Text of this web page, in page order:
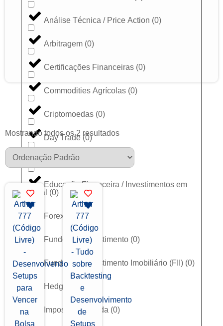
Análise Técnica / Price Action (0)
Arbitragem (0)
Certificações Financeiras (0)
Commodities Agrícolas (0)
Criptomoedas (0)
Day Trade (0)
Dólar(0)
Educação Financeira / Investimentos em
Geral (0)
Forex
Fundos de Investimento (0)
Fundos de Investimento Imobiliário (FII) (0)
Hedge
Imposto de Renda (0)
Mostrando todos os 2 resultados